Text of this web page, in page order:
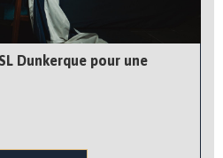
Dunkerque pour une